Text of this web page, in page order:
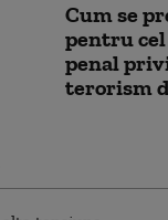
Cum se
pentru
penal
terorism